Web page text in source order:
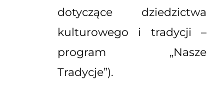
dotyczące dziedzictwa
kulturowego i tradycji –
program „Nasze
Tradycje”).